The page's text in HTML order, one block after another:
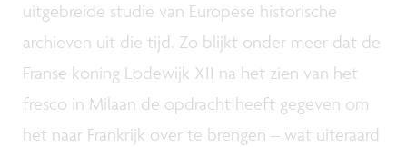
uitgebreide studie van Europese historische
archieven uit die tijd. Zo blijkt onder meer dat de
Franse koning Lodewijk XII na het zien van het
fresco in Milaan de opdracht heeft gegeven om
het naar Frankrijk over te brengen – wat uiteraard